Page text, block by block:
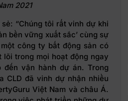
2021
“Chúng tôi rất vinh dự khi
bền vững xuất sắc’ cùng sự
công ty bất động sản có
trong mọi hoạt động ngay
vận hành dự án. Trong
CLD đã vinh dự nhận nhiều
Việt Nam và châu Á.